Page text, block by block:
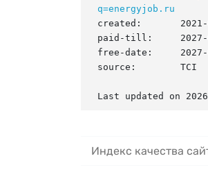
q=energyjob.ru
created:       2021-
paid-till:     2027-
free-date:     2027-
source:        TCI
Last updated on
Индекс качества